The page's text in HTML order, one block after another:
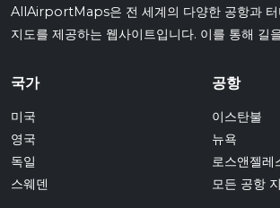
AllAirportMaps은 전 세계의 다양한 공항과 터
지도를 제공하는 웹사이트입니다. 이를 통해 길
국가
미국
영국
독일
스웨덴
공항
이스탄불
뉴욕
로스앤젤레
모든 공항